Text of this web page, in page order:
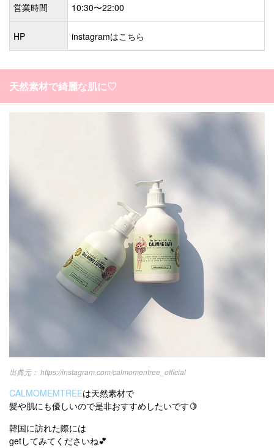
営業時間 10:30〜22:00
HP instagramはこちら
天然素材で綺麗な肌に♡
https://instagram.com/calmomentree_official
CALMOMEMTREEは天然素材で
髪や肌にも優しいので是非おすすめしたいです🍋
韓国に訪れた際には
getしてみてくださいね💕